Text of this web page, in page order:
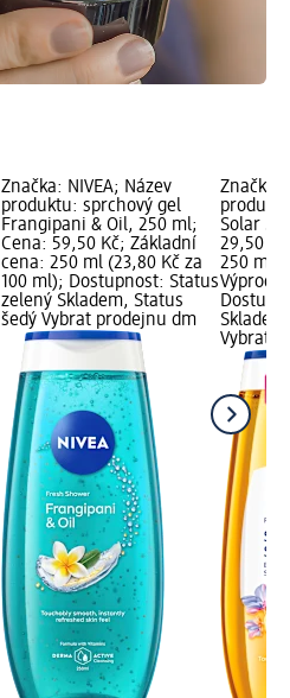
Značka: NIVEA; Název
produktu: sprchový gel
Frangipani & Oil, 250 ml;
Cena: 59,50 Kč; Základní
cena: 250 ml (23,80 Kč za
100 ml); Dostupnost: Status
zelený Skladem, Status
šedý Vybrat prodejnu dm
Značka:
Solar
29,50
250 ml
Vybrat